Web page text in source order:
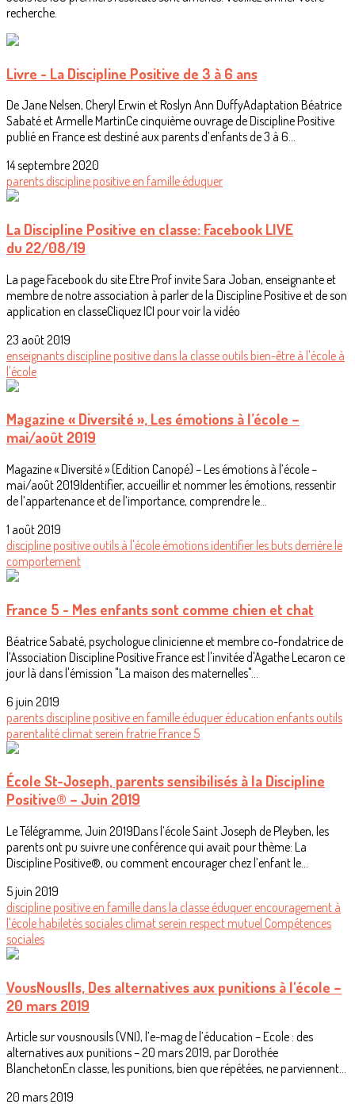
recherche.
Livre - La Discipline Positive de 3 à 6 ans
De Jane Nelsen, Cheryl Erwin et Roslyn Ann DuffyAdaptation Béatrice
Sabaté et Armelle MartinCe cinquième ouvrage de Discipline Positive
publié en France est destiné aux parents d’enfants de 3 à 6...
14 septembre 2020
parents discipline positive en famille éduquer
La Discipline Positive en classe: Facebook LIVE
du 22/08/19
La page Facebook du site Etre Prof invite Sara Joban, enseignante et
membre de notre association à parler de la Discipline Positive et de son
application en classeCliquez ICI pour voir la vidéo
23 août 2019
enseignants discipline positive dans la classe outils bien-être à l'école à
l'école
Magazine « Diversité », Les émotions à l’école –
mai/août 2019
Magazine « Diversité » (Edition Canopé) – Les émotions à l’école –
mai/août 2019Identifier, accueillir et nommer les émotions, ressentir
de l’appartenance et de l’importance, comprendre le...
1 août 2019
discipline positive outils à l'école émotions identifier les buts derrière le
comportement
France 5 - Mes enfants sont comme chien et chat
Béatrice Sabaté, psychologue clinicienne et membre co-fondatrice de
l’Association Discipline Positive France est l'invitée d'Agathe Lecaron ce
jour là dans l'émission "La maison des maternelles"...
6 juin 2019
parents discipline positive en famille éduquer éducation enfants outils
parentalité climat serein fratrie France 5
École St-Joseph, parents sensibilisés à la Discipline
Positive® – Juin 2019
Le Télégramme, Juin 2019Dans l’école Saint Joseph de Pleyben, les
parents ont pu suivre une conférence qui avait pour thème: La
Discipline Positive®, ou comment encourager chez l’enfant le...
5 juin 2019
discipline positive en famille dans la classe éduquer encouragement à
l'école habiletés sociales climat serein respect mutuel Compétences
sociales
VousNousIls, Des alternatives aux punitions à l'école –
20 mars 2019
Article sur vousnousils (VNI), l’e-mag de l’éducation – Ecole : des
alternatives aux punitions – 20 mars 2019, par Dorothée
BlanchetonEn classe, les punitions, bien que répétées, ne parviennent...
20 mars 2019